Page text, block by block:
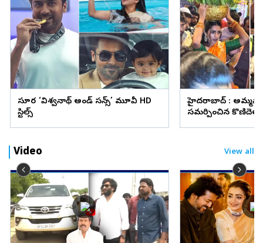
సూర్య ‘విశ్వనాథ్ అండ్ సన్స్’ మూవీ HD
స్టిల్స్
హైదరాబాద్ :
సమర్పించిన కొణిదెల
Video View all